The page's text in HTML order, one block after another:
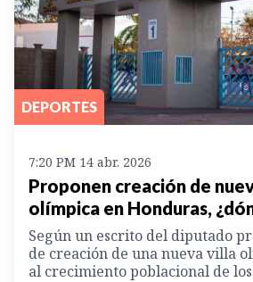
DEPORTES
7:20 PM 14 abr. 2026
Proponen creación de
olímpica en Honduras,
Según un escrito del diputado
de creación de una nueva villa
al crecimiento poblacional de